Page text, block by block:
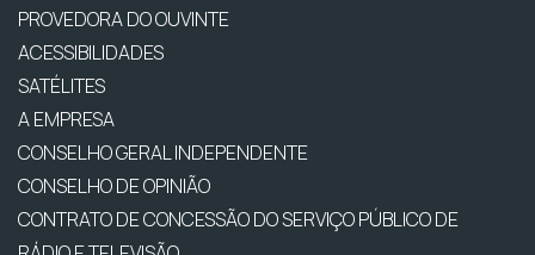
PROVEDORA DO OUVINTE
ACESSIBILIDADES
SATÉLITES
A EMPRESA
CONSELHO GERAL INDEPENDENTE
CONSELHO DE OPINIÃO
CONTRATO DE CONCESSÃO DO SERVIÇO PÚBLICO DE